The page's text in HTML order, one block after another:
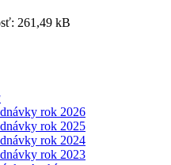
261,49 kB
rok 2026
rok 2025
rok 2024
rok 2023